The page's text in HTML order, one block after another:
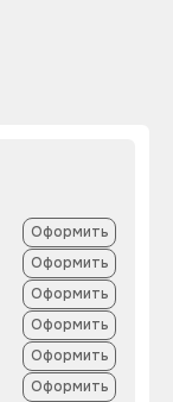
Оформить
Оформить
Оформить
Оформить
Оформить
Оформить